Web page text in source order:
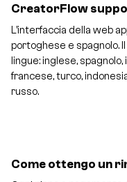
CreatorFlow
L'interfaccia della web
portoghese e spagnolo.
lingue: inglese,
francese, turco,
russo.
Come ottengo un